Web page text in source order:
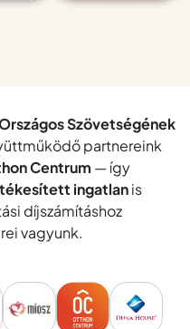
Szövetségének
partnereink
Centrum — így
ingatlanis
díjszámításhoz
vagyunk.